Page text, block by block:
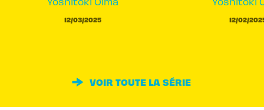
12/03/2025 12/02/
VOIR TOUTE LA SÉRIE